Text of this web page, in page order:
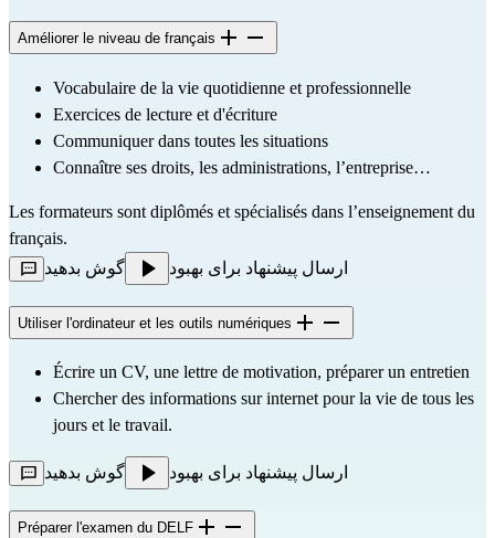
Améliorer le niveau de français
Vocabulaire de la vie quotidienne et professionnelle
Exercices de lecture et d'écriture
Communiquer dans toutes les situations
Connaître ses droits, les administrations, l’entreprise…
Les formateurs sont diplômés et spécialisés dans l’enseignement du
français.
ارسال پیشنهاد برای بهبود
گوش بدهید
Utiliser l'ordinateur et les outils numériques
Écrire un CV, une lettre de motivation, préparer un entretien
Chercher des informations sur internet pour la vie de tous les
jours et le travail.
ارسال پیشنهاد برای بهبود گوش بدهید
Préparer l'examen du DELF